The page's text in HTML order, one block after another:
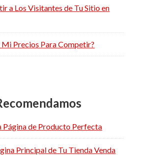
a Los Visitantes de Tu Sitio en
Precios Para Competir?
Página de Producto Perfecta
Principal de Tu Tienda Venda